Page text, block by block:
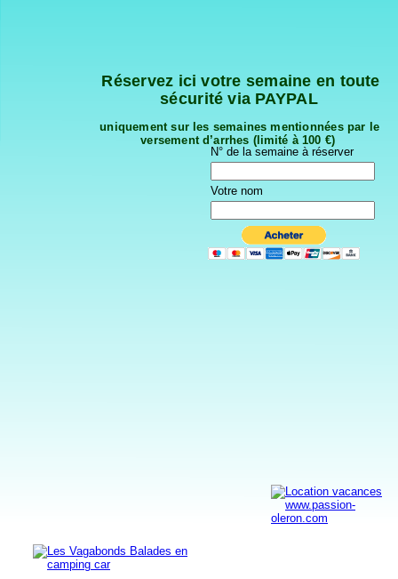
N° de la semaine à réserver
Votre nom
Réservez ici votre semaine en toute
sécurité via PAYPAL
uniquement sur les semaines mentionnées par le
versement d’arrhes (limité à 100 €)